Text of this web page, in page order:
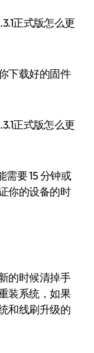
下载好的固件
要 15 分钟或
你的设备的时
的时候清掉手
装系统，如果
和线刷升级的